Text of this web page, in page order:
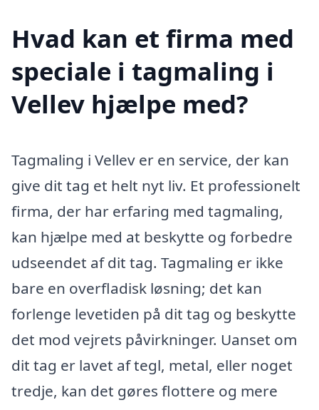
Hvad kan et firma med
speciale i tagmaling i
Vellev hjælpe med?
Tagmaling i Vellev er en service, der kan
give dit tag et helt nyt liv. Et professionelt
firma, der har erfaring med tagmaling,
kan hjælpe med at beskytte og forbedre
udseendet af dit tag. Tagmaling er ikke
bare en overfladisk løsning; det kan
forlenge levetiden på dit tag og beskytte
det mod vejrets påvirkninger. Uanset om
dit tag er lavet af tegl, metal, eller noget
tredje, kan det gøres flottere og mere